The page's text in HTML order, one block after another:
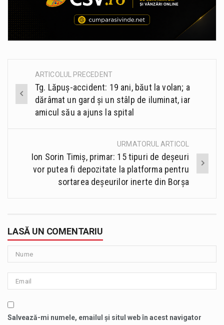
Post
navigation
ARTICOLUL PRECEDENT
Tg. Lăpuș-accident: 19 ani, băut la volan; a
dărâmat un gard și un stâlp de iluminat, iar
amicul său a ajuns la spital
URMATORUL ARTICOL
Ion Sorin Timiș, primar: 15 tipuri de deșeuri
vor putea fi depozitate la platforma pentru
sortarea deșeurilor inerte din Borșa
LASĂ UN COMENTARIU
Salvează-mi numele, emailul și situl web în acest navigator